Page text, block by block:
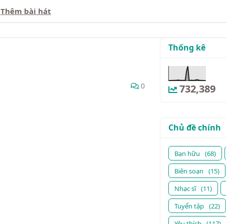
Thêm bài hát
0
Thống kê
732,389
Chủ đề chính
Bạn hữu (68)
Biên soạn
(15)
Nhạc sĩ (11)
Tuyển tập (22)